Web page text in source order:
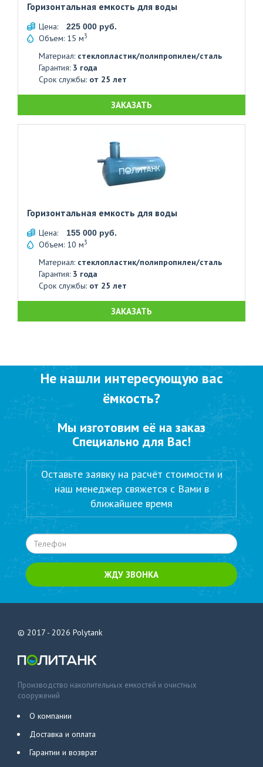
Горизонтальная емкость для воды
Цена: 225 000 руб.
Объем: 15 м3
Материал: стеклопластик/полипропилен/сталь
Гарантия: 3 года
Срок службы: от 25 лет
ЗАКАЗАТЬ
Горизонтальная емкость для воды
Цена: 155 000 руб.
Объем: 10 м3
Материал: стеклопластик/полипропилен/сталь
Гарантия: 3 года
Срок службы: от 25 лет
ЗАКАЗАТЬ
Не нашли интересующую вас
ёмкость?
Мы изготовим её на заказ
Специально для Вас!
Оставьте заявку на расчёт стоимости и
наш менеджер свяжется с Вами в
ближайшее время
ЖДУ ЗВОНКА
© 2017 - 2026 Polytank
Производство накопительных емкостей и очистных
сооружений
О компании
Доставка и оплата
Гарантии и возврат